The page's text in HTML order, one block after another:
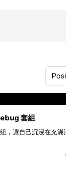
套組
，讓自己沉浸在充滿